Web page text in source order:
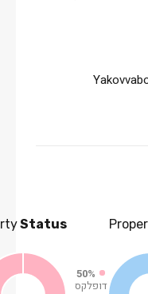
50%
דופלקס
Status